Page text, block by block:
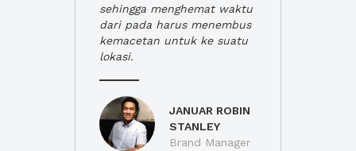
sehingga menghemat waktu
dari pada harus menembus
kemacetan untuk ke suatu
lokasi.
JANUAR ROBIN
STANLEY
Brand Manager